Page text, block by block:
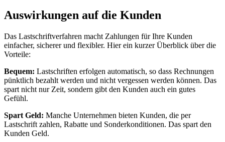
Auswirkungen auf die Kunden
Das Lastschriftverfahren macht Zahlungen für Ihre Kunden
einfacher, sicherer und flexibler. Hier ein kurzer Überblick über die
Vorteile:
Bequem: Lastschriften erfolgen automatisch, so dass Rechnungen
pünktlich bezahlt werden und nicht vergessen werden können. Das
spart nicht nur Zeit, sondern gibt den Kunden auch ein gutes
Gefühl.
Spart Geld: Manche Unternehmen bieten Kunden, die per
Lastschrift zahlen, Rabatte und Sonderkonditionen. Das spart den
Kunden Geld.